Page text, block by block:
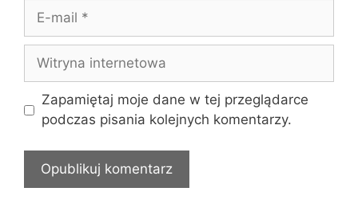
Witryna
internetowa
Zapamiętaj moje dane w tej przeglądarce
podczas pisania kolejnych komentarzy.